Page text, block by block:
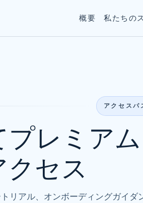
概要 私たちの
アクセスパ
レミアム
セス
リアル、オンボーディングガイダ